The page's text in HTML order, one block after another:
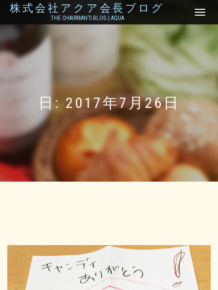
株式会社アクア会長ブログ
THE CHAIRMAN’S BLOG | AQUA
ナ
ン
切
え
日: 2017年7月26日